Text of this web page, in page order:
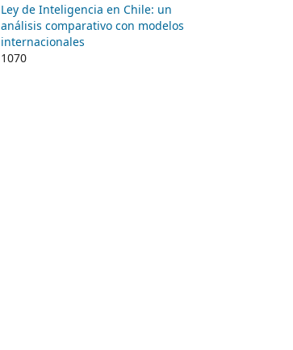
Ley de Inteligencia en Chile: un
análisis comparativo con modelos
internacionales
1070